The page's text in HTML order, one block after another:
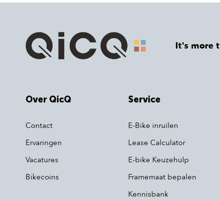
It's more
Over QicQ
Contact
Ervaringen
Vacatures
Bikecoins
Service
E-Bike inruilen
Lease Calculator
E-bike Keuzehulp
Framemaat bepalen
Kennisbank